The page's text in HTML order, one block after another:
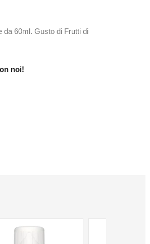
da 60ml. Gusto di Frutti di
noi!